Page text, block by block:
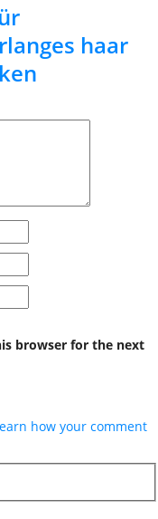
haar
browser for the next
how your comment